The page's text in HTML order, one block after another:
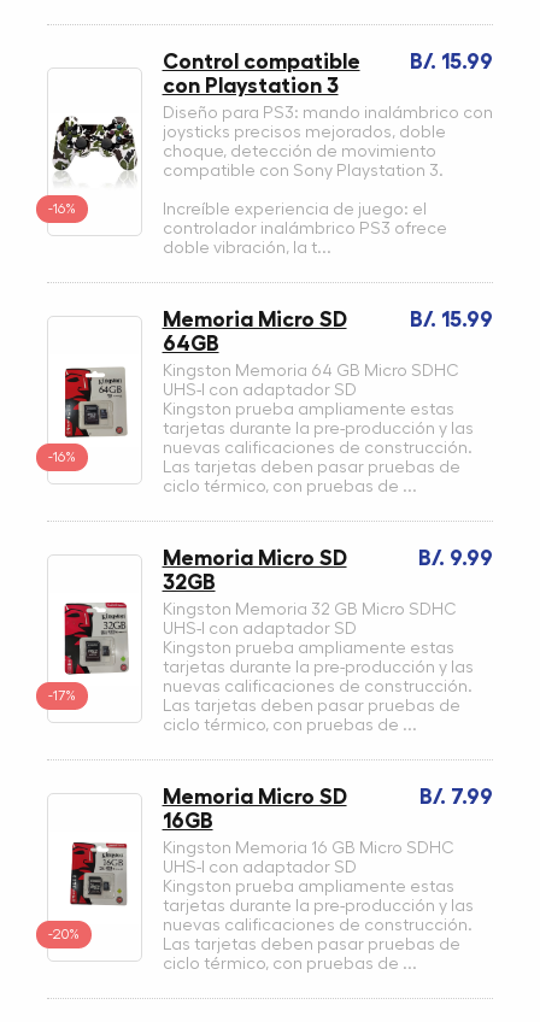
-16%
B/. 15.99
Control compatible
con Playstation 3
Diseño para PS3: mando inalámbrico con
joysticks precisos mejorados, doble
choque, detección de movimiento
compatible con Sony Playstation 3.
Increíble experiencia de juego: el
controlador inalámbrico PS3 ofrece
doble vibración, la t...
-16%
B/. 15.99
Memoria Micro SD
64GB
Kingston Memoria 64 GB Micro SDHC
UHS-I con adaptador SD
Kingston prueba ampliamente estas
tarjetas durante la pre-producción y las
nuevas calificaciones de construcción.
Las tarjetas deben pasar pruebas de
ciclo térmico, con pruebas de ...
-17%
B/. 9.99
Memoria Micro SD
32GB
Kingston Memoria 32 GB Micro SDHC
UHS-I con adaptador SD
Kingston prueba ampliamente estas
tarjetas durante la pre-producción y las
nuevas calificaciones de construcción.
Las tarjetas deben pasar pruebas de
ciclo térmico, con pruebas de ...
-20%
B/. 7.99
Memoria Micro SD
16GB
Kingston Memoria 16 GB Micro SDHC
UHS-I con adaptador SD
Kingston prueba ampliamente estas
tarjetas durante la pre-producción y las
nuevas calificaciones de construcción.
Las tarjetas deben pasar pruebas de
ciclo térmico, con pruebas de ...